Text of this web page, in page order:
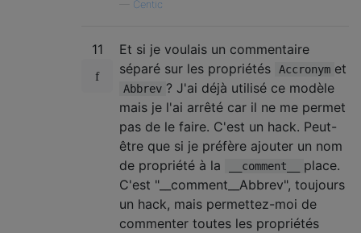
Centic
11
Et si je voulais un commentaire
séparé sur les propriétés
Accronym et
Abbrev ? J'ai déjà utilisé ce modèle
mais je l'ai arrêté car il ne me permet
pas de le faire. C'est un hack. Peut-
être que si je préfère ajouter un nom
de propriété à la
__comment__
place.
C'est "__comment__Abbrev", toujours
un hack, mais permettez-moi de
commenter toutes les propriétés